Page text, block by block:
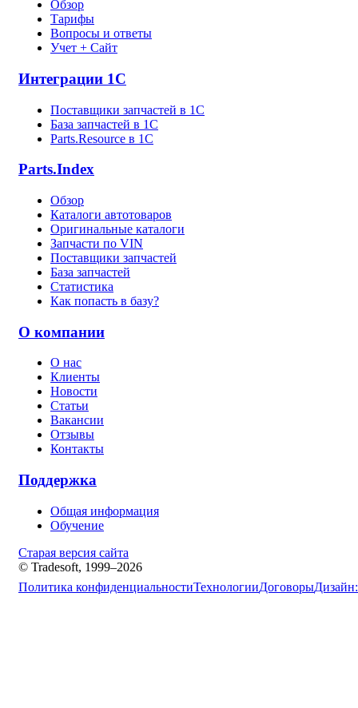
Обзор
Тарифы
Вопросы и ответы
Учет + Сайт
Интеграции 1С
Поставщики запчастей в 1C
База запчастей в 1С
Parts.Resource в 1C
Parts.Index
Обзор
Каталоги автотоваров
Оригинальные каталоги
Запчасти по VIN
Поставщики запчастей
База запчастей
Статистика
Как попасть в базу?
О компании
О нас
Клиенты
Новости
Статьи
Вакансии
Отзывы
Контакты
Поддержка
Общая информация
Обучение
Старая версия сайта
© Tradesoft, 1999–2026
Политика конфиденциальностиТехнологииДоговорыДизайн: